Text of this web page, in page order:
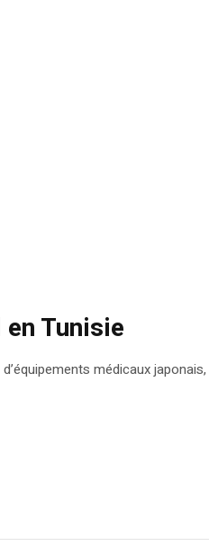
Tunisie
médicaux